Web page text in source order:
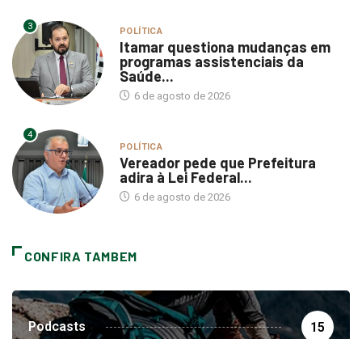
3 POLÍTICA
Itamar questiona mudanças em
programas assistenciais da
Saúde...
6 de agosto de 2026
4
POLÍTICA
Vereador pede que Prefeitura
adira à Lei Federal...
6 de agosto de 2026
CONFIRA TAMBEM
Podcasts 15